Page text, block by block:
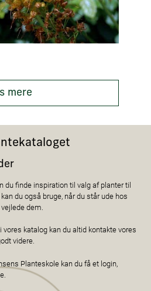
mere
du finde inspiration til valg af planter til
du også bruge, når du står ude hos
dem.
katalog kan du altid kontakte vores
videre.
Planteskole kan du få et login,